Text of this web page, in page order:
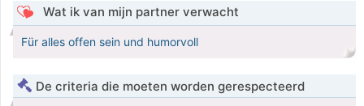
Wat ik van mijn partner verwacht
Für alles offen sein und humorvoll
De criteria die moeten worden gerespecteerd